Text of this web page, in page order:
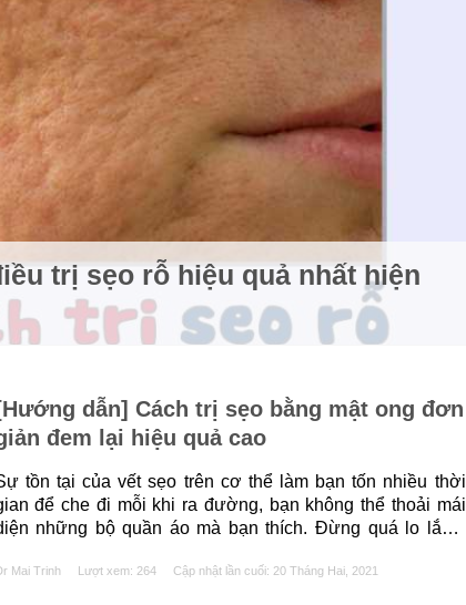
trị sẹo rỗ hiệu quả nhất hiện
dẫn] Cách trị sẹo bằng mật ong đơn
đem lại hiệu quả cao
tồn tại của vết sẹo trên cơ thể làm bạn tốn nhiều thời
để che đi mỗi khi ra đường, bạn không thể thoải mái
những bộ quần áo mà bạn thích. Đừng quá lo lắng,
mật ong......
Mai Trinh Lượt xem: 264 Cập nhật lần cuối: 20 Tháng Hai, 2021